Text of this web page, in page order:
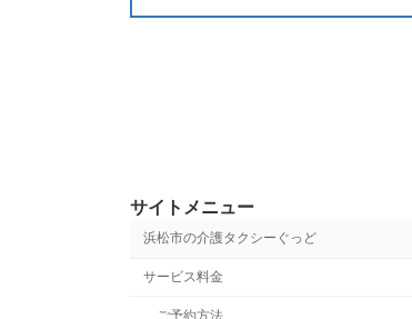
サイトメニュー
浜松市の介護タクシーぐっど
サービス料金
ご予約方法